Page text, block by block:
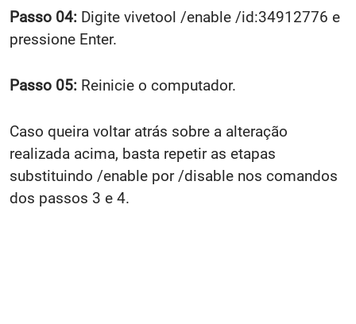
Passo 04: Digite vivetool /enable /id:34912776 e
pressione Enter.
Passo 05: Reinicie o computador.
Caso queira voltar atrás sobre a alteração
realizada acima, basta repetir as etapas
substituindo /enable por /disable nos comandos
dos passos 3 e 4.